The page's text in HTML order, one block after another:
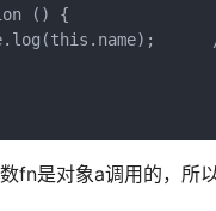
() {
fn是对象a调用的，所